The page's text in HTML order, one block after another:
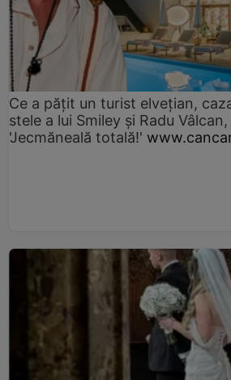
Ce a pățit un turist elvețian,
stele a lui Smiley și Radu
'Jecmăneală totală!'